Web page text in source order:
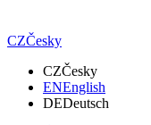
CZČesky
CZČesky
ENEnglish
DEDeutsch